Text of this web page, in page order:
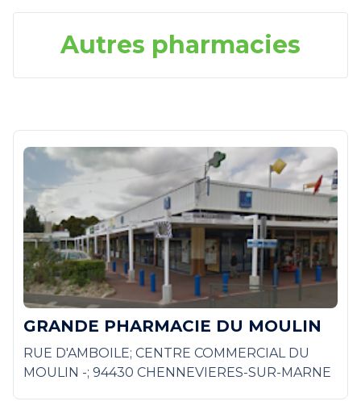
Autres pharmacies
GRANDE PHARMACIE DU MOULIN
RUE D'AMBOILE; CENTRE COMMERCIAL DU
MOULIN -; 94430 CHENNEVIERES-SUR-MARNE